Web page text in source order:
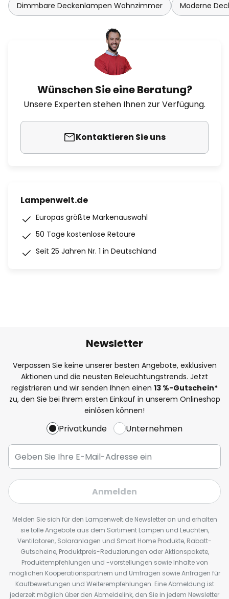
Dimmbare Deckenlampen Wohnzimmer Moderne
Wünschen Sie eine Beratung?
Unsere Experten stehen Ihnen zur Verfügung.
Kontaktieren Sie uns
Lampenwelt.de
Europas größte Markenauswahl
50 Tage kostenlose Retoure
Seit 25 Jahren Nr. 1 in Deutschland
Newsletter
Verpassen Sie keine unserer besten Angebote, exklusiven
Aktionen und die neusten Beleuchtungstrends. Jetzt
registrieren und wir senden Ihnen einen 13 %-Gutschein*
zu, den Sie bei Ihrem ersten Einkauf in unserem Onlineshop
einlösen können!
Privatkunde Unternehmen
Anmelden
Melden Sie sich für den Lampenwelt.de Newsletter an und erhalten
sie tolle Angebote aus dem Sortiment Lampen und Leuchten,
Ventilatoren, Solaranlagen und Smart Home Produkte, Rabatt-
Gutscheine, Produktpreis-Reduzierungen oder Aktionspakete,
Produktempfehlungen und -vorstellungen sowie Inhalte von
möglichen Kooperationspartnern und Umfragen sowie Anfragen für
Kaufbewertungen und Weiterempfehlungen. Eine Abmeldung ist
jederzeit möglich über den Abmeldelink, den Sie in jedem Newsletter